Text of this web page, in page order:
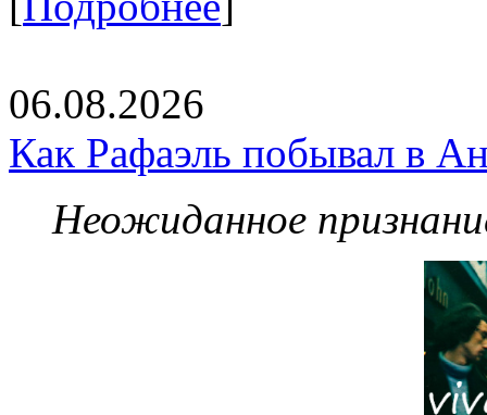
06.08.2026
Как Рафаэль побывал в
Неожиданное